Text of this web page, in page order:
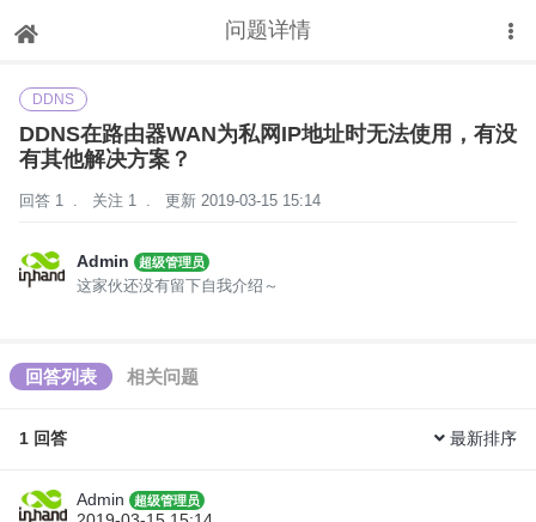
问题详情
下拉刷新
DDNS
DDNS在路由器WAN为私网IP地址时无法使用，有没
有其他解决方案？
回答 1 . 关注 1 . 更新 2019-03-15 15:14
Admin 超级管理员
这家伙还没有留下自我介绍～
回答列表 相关问题
1 回答 最新排序
Admin 超级管理员